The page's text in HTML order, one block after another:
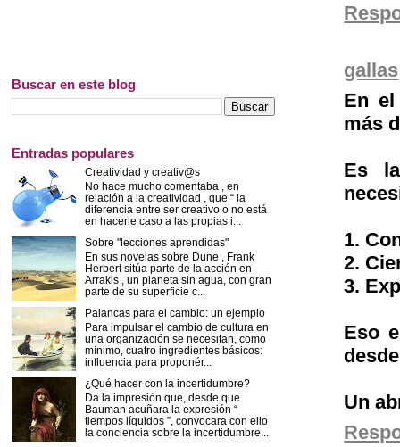
gallas
En
más
Es
1.
2.
3.
Eso
Un
Buscar en este blog
Entradas populares
Creatividad y creativ@s
No hace mucho comentaba , en
relación a la creatividad , que “ la
diferencia entre ser creativo o no está
en hacerle caso a las propias i...
Sobre "lecciones aprendidas"
En sus novelas sobre Dune , Frank
Herbert sitúa parte de la acción en
Arrakis , un planeta sin agua, con gran
parte de su superficie c...
Palancas para el cambio: un ejemplo
Para impulsar el cambio de cultura en
una organización se necesitan, como
mínimo, cuatro ingredientes básicos:
influencia para proponér...
¿Qué hacer con la incertidumbre?
Da la impresión que, desde que
Bauman acuñara la expresión “
tiempos líquidos ”, convocara con ello
la conciencia sobre la incertidumbre...